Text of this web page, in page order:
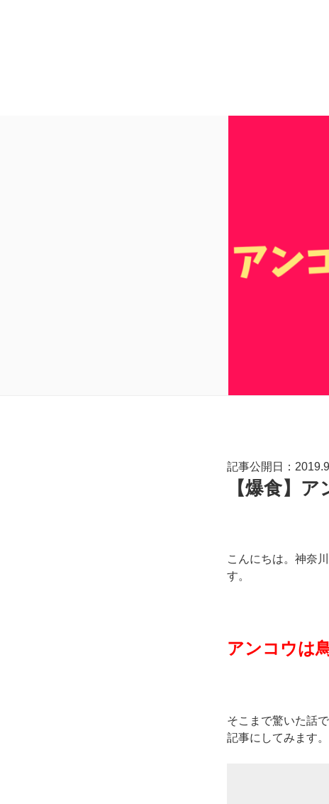
記事公開日：
【爆食】
こんにちは。神奈
す。
アンコウは
そこまで驚いた話
記事にしてみます。